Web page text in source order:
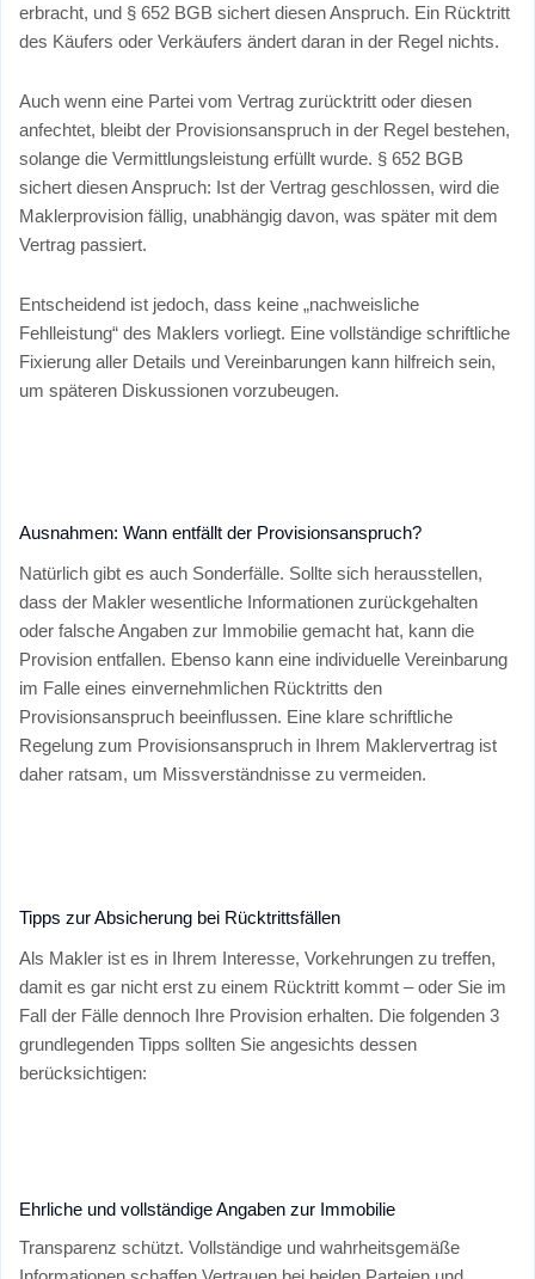
erbracht, und § 652 BGB sichert diesen Anspruch. Ein Rücktritt
des Käufers oder Verkäufers ändert daran in der Regel nichts.
Auch wenn eine Partei vom Vertrag zurücktritt oder diesen
anfechtet, bleibt der Provisionsanspruch in der Regel bestehen,
solange die Vermittlungsleistung erfüllt wurde. § 652 BGB
sichert diesen Anspruch: Ist der Vertrag geschlossen, wird die
Maklerprovision fällig, unabhängig davon, was später mit dem
Vertrag passiert.
Entscheidend ist jedoch, dass keine „nachweisliche
Fehlleistung“ des Maklers vorliegt. Eine vollständige schriftliche
Fixierung aller Details und Vereinbarungen kann hilfreich sein,
um späteren Diskussionen vorzubeugen.
Ausnahmen: Wann entfällt der Provisionsanspruch?
Natürlich gibt es auch Sonderfälle. Sollte sich herausstellen,
dass der Makler wesentliche Informationen zurückgehalten
oder falsche Angaben zur Immobilie gemacht hat, kann die
Provision entfallen. Ebenso kann eine individuelle Vereinbarung
im Falle eines einvernehmlichen Rücktritts den
Provisionsanspruch beeinflussen. Eine klare schriftliche
Regelung zum Provisionsanspruch in Ihrem Maklervertrag ist
daher ratsam, um Missverständnisse zu vermeiden.
Tipps zur Absicherung bei Rücktrittsfällen
Als Makler ist es in Ihrem Interesse, Vorkehrungen zu treffen,
damit es gar nicht erst zu einem Rücktritt kommt – oder Sie im
Fall der Fälle dennoch Ihre Provision erhalten. Die folgenden 3
grundlegenden Tipps sollten Sie angesichts dessen
berücksichtigen:
Ehrliche und vollständige Angaben zur Immobilie
Transparenz schützt. Vollständige und wahrheitsgemäße